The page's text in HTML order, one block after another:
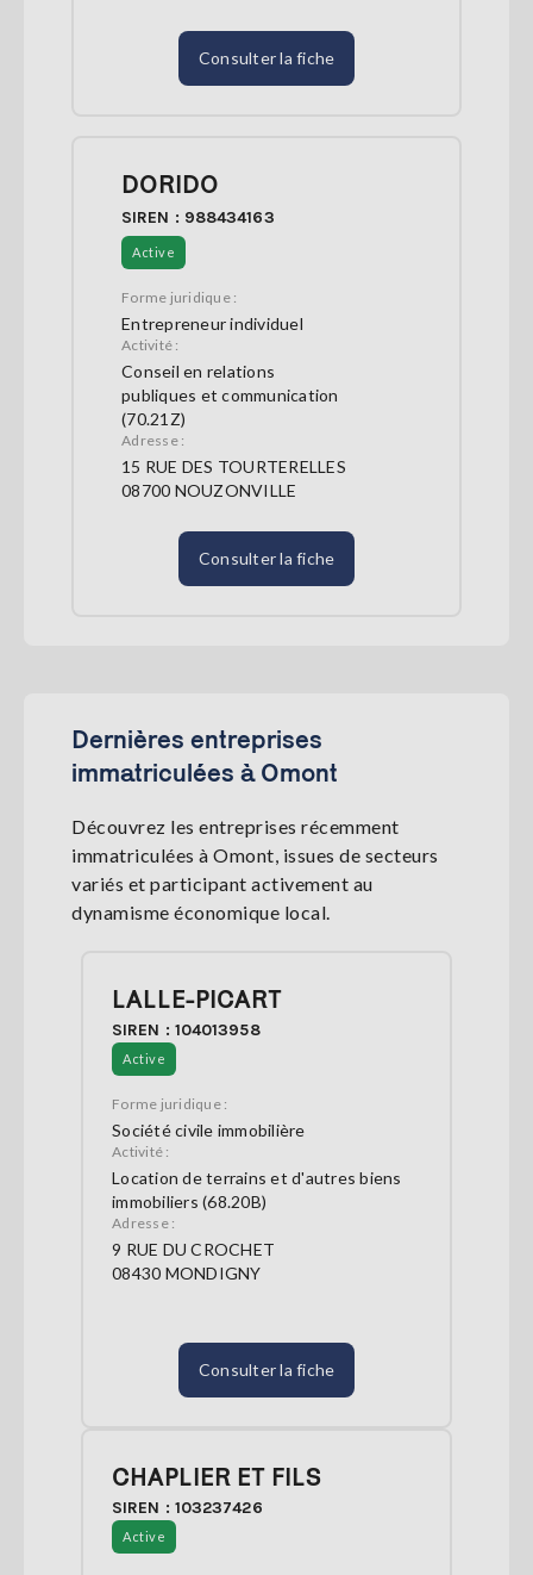
Consulter la fiche
DORIDO
SIREN : 988434163
Active
Forme juridique :
Entrepreneur individuel
Activité :
Conseil en relations
publiques et communication
(70.21Z)
Adresse :
15 RUE DES TOURTERELLES
08700 NOUZONVILLE
Consulter la fiche
Dernières entreprises
immatriculées à Omont
Découvrez les entreprises récemment
immatriculées à Omont, issues de secteurs
variés et participant activement au
dynamisme économique local.
LALLE-PICART
SIREN : 104013958
Active
Forme juridique :
Société civile immobilière
Activité :
Location de terrains et d'autres biens
immobiliers (68.20B)
Adresse :
9 RUE DU CROCHET
08430 MONDIGNY
Consulter la fiche
CHAPLIER ET FILS
SIREN : 103237426
Active